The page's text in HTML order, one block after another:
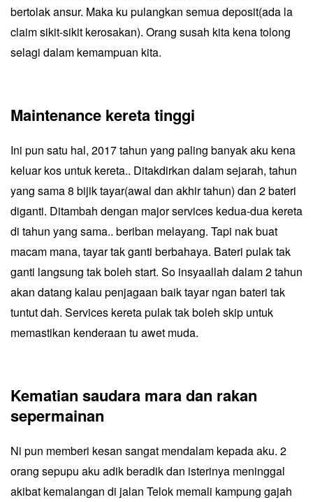
bertolak ansur. Maka ku pulangkan semua deposit(ada la
claim sikit-sikit kerosakan). Orang susah kita kena tolong
selagi dalam kemampuan kita.
Maintenance kereta tinggi
Ini pun satu hal, 2017 tahun yang paling banyak aku kena
keluar kos untuk kereta.. Ditakdirkan dalam sejarah, tahun
yang sama 8 bijik tayar(awal dan akhir tahun) dan 2 bateri
diganti. Ditambah dengan major services kedua-dua kereta
di tahun yang sama.. beriban melayang. Tapi nak buat
macam mana, tayar tak ganti berbahaya. Bateri pulak tak
ganti langsung tak boleh start. So insyaallah dalam 2 tahun
akan datang kalau penjagaan baik tayar ngan bateri tak
tuntut dah. Services kereta pulak tak boleh skip untuk
memastikan kenderaan tu awet muda.
Kematian saudara mara dan rakan
sepermainan
Ni pun memberi kesan sangat mendalam kepada aku. 2
orang sepupu aku adik beradik dan isterinya meninggal
akibat kemalangan di jalan Telok memali kampung gajah